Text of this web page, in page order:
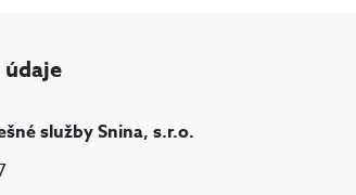
údaje
služby Snina, s.r.o.